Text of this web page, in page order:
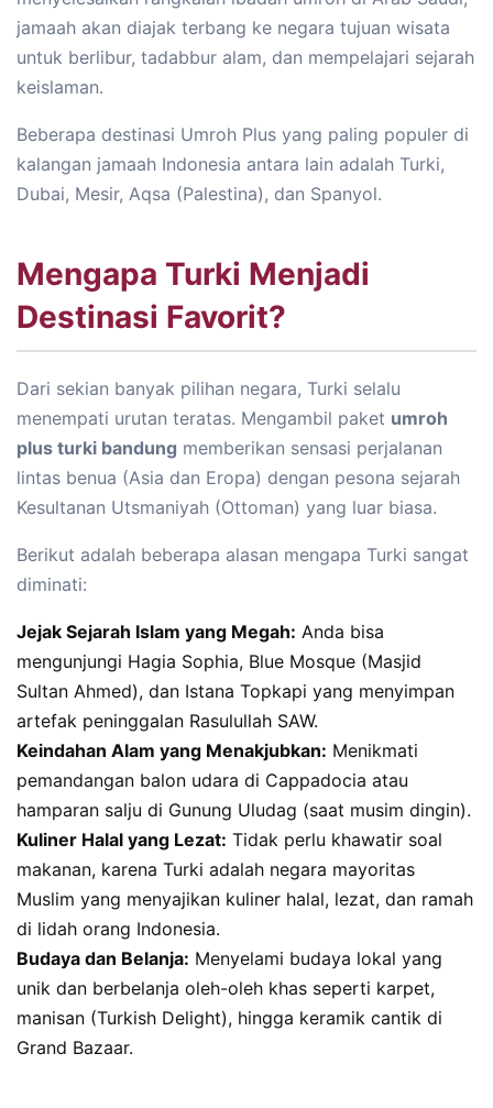
jamaah akan diajak terbang ke negara tujuan wisata
untuk berlibur, tadabbur alam, dan mempelajari sejarah
keislaman.
Beberapa destinasi Umroh Plus yang paling populer di
kalangan jamaah Indonesia antara lain adalah Turki,
Dubai, Mesir, Aqsa (Palestina), dan Spanyol.
Mengapa Turki Menjadi
Destinasi Favorit?
Dari sekian banyak pilihan negara, Turki selalu
menempati urutan teratas. Mengambil paket umroh
plus turki bandung memberikan sensasi perjalanan
lintas benua (Asia dan Eropa) dengan pesona sejarah
Kesultanan Utsmaniyah (Ottoman) yang luar biasa.
Berikut adalah beberapa alasan mengapa Turki sangat
diminati:
Jejak Sejarah Islam yang Megah: Anda bisa
mengunjungi Hagia Sophia, Blue Mosque (Masjid
Sultan Ahmed), dan Istana Topkapi yang menyimpan
artefak peninggalan Rasulullah SAW.
Keindahan Alam yang Menakjubkan: Menikmati
pemandangan balon udara di Cappadocia atau
hamparan salju di Gunung Uludag (saat musim dingin).
Kuliner Halal yang Lezat: Tidak perlu khawatir soal
makanan, karena Turki adalah negara mayoritas
Muslim yang menyajikan kuliner halal, lezat, dan ramah
di lidah orang Indonesia.
Budaya dan Belanja: Menyelami budaya lokal yang
unik dan berbelanja oleh-oleh khas seperti karpet,
manisan (Turkish Delight), hingga keramik cantik di
Grand Bazaar.